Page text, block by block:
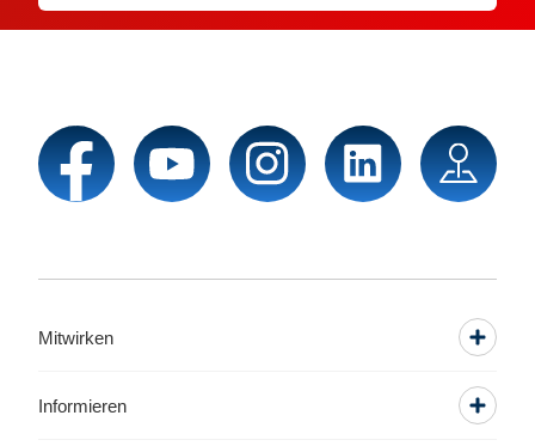
Mitwirken
Informieren